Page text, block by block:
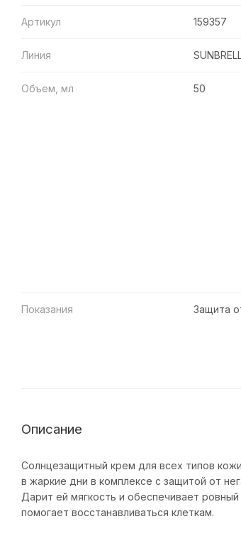
Артикул 159357
Линия
Объем, мл 50
Показания Защита
Описание
Солнцезащитный крем для всех типов
в жаркие дни в комплексе с защитой от
Дарит ей мягкость и обеспечивает
помогает восстанавливаться клеткам.